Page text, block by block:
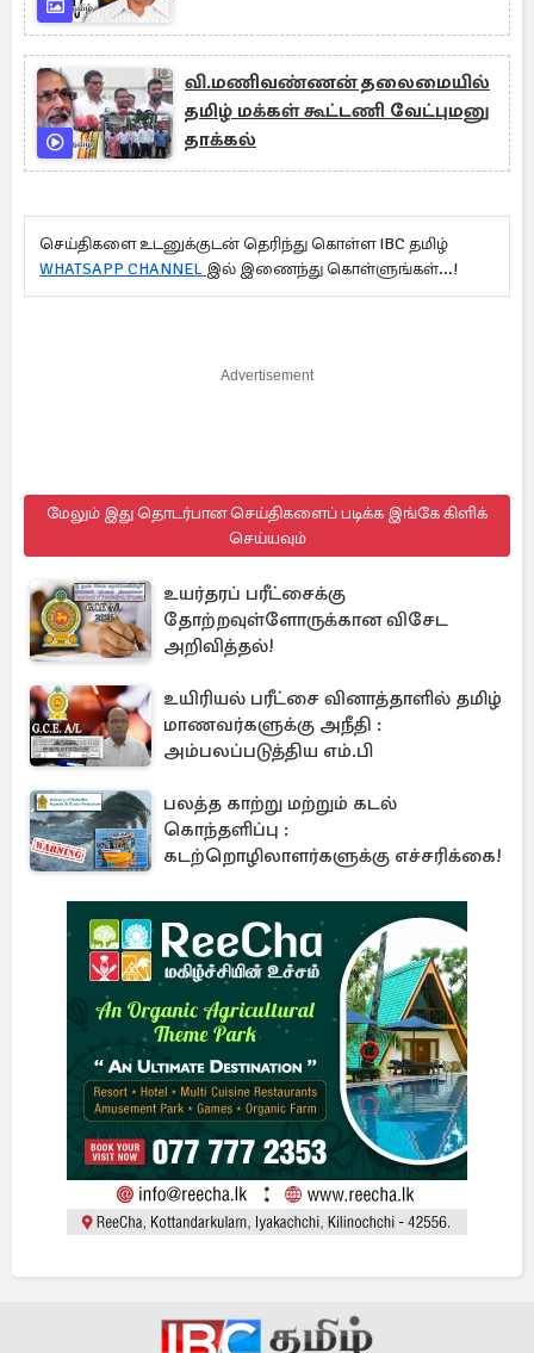
வி.மணிவண்ணன் தலைமையில்
தமிழ் மக்கள் கூட்டணி வேட்புமனு
தாக்கல்
செய்திகளை உடனுக்குடன் தெரிந்து கொள்ள IBC தமிழ்
WHATSAPP CHANNEL இல் இணைந்து கொள்ளுங்கள்...!
Advertisement
மேலும் இது தொடர்பான செய்திகளைப் படிக்க இங்கே கிளிக்
செய்யவும்
உயர்தரப் பரீட்சைக்கு
தோற்றவுள்ளோருக்கான விசேட
அறிவித்தல்!
உயிரியல் பரீட்சை வினாத்தாளில் தமிழ்
மாணவர்களுக்கு அநீதி :
அம்பலப்படுத்திய எம்.பி
பலத்த காற்று மற்றும் கடல்
கொந்தளிப்பு :
கடற்றொழிலாளர்களுக்கு எச்சரிக்கை!